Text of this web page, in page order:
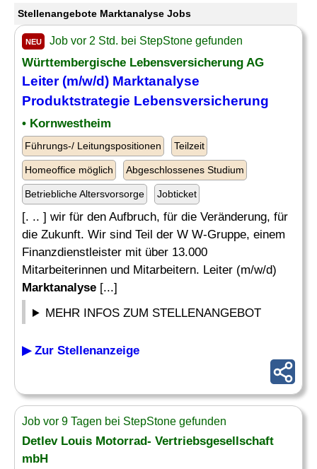
Stellenangebote Marktanalyse Jobs
NEU Job vor 2 Std. bei StepStone gefunden
Württembergische Lebensversicherung AG
Leiter (m/w/d) Marktanalyse
Produktstrategie Lebensversicherung
• Kornwestheim
Führungs-/ Leitungspositionen Teilzeit
Homeoffice möglich Abgeschlossenes Studium
Betriebliche Altersvorsorge Jobticket
[. .. ] wir für den Aufbruch, für die Veränderung, für
die Zukunft. Wir sind Teil der W W-Gruppe, einem
Finanzdienstleister mit über 13.000
Mitarbeiterinnen und Mitarbeitern. Leiter (m/w/d)
Marktanalyse [...]
MEHR INFOS ZUM STELLENANGEBOT
▶ Zur Stellenanzeige
Job vor 9 Tagen bei StepStone gefunden
Detlev Louis Motorrad- Vertriebsgesellschaft
mbH